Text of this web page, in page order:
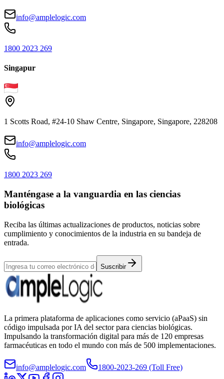
info@amplelogic.com
1800 2023 269
Singapur
1 Scotts Road, #24-10 Shaw Centre, Singapore, Singapore, 228208
info@amplelogic.com
1800 2023 269
Manténgase a la vanguardia en las ciencias
biológicas
Reciba las últimas actualizaciones de productos, noticias sobre
cumplimiento y conocimientos de la industria en su bandeja de
entrada.
Suscribir
La primera plataforma de aplicaciones como servicio (aPaaS) sin
código impulsada por IA del sector para ciencias biológicas.
Impulsando la transformación digital para más de 120 empresas
farmacéuticas en todo el mundo con más de 500 implementaciones.
info@amplelogic.com 1800-2023-269 (Toll Free)